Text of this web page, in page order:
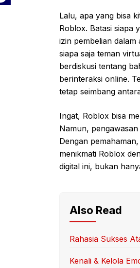
Lalu, apa yang bisa
Roblox. Batasi siapa
izin pembelian dalam
siapa saja teman
berdiskusi tentang
berinteraksi online.
tetap seimbang
Ingat, Roblox bisa
Namun,
Dengan
menikmati Roblox
digital ini, bukan
Also Read
Rahasia Sukses
Kenali & Kelola